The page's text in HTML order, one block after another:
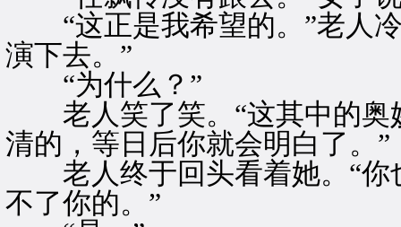
“这正是我希望的。”老人冷
演下去。”
“为什么？”
老人笑了笑。“这其中的奥
清的，等日后你就会明白了。”
老人终于回头看着她。“你
不了你的。”